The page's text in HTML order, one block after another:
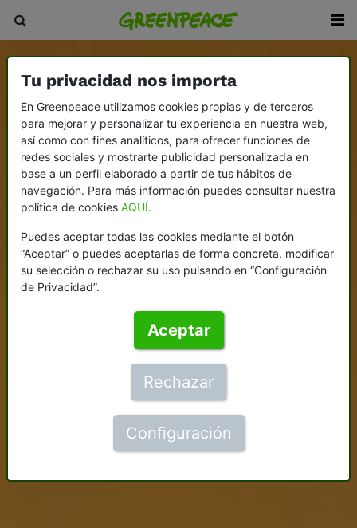
Tu privacidad nos importa
En Greenpeace utilizamos cookies propias y de terceros
para mejorar y personalizar tu experiencia en nuestra web,
así como con fines analíticos, para ofrecer funciones de
redes sociales y mostrarte publicidad personalizada en
base a un perfil elaborado a partir de tus hábitos de
navegación. Para más información puedes consultar nuestra
política de cookies AQUÍ.
Puedes aceptar todas las cookies mediante el botón
“Aceptar” o puedes aceptarlas de forma concreta, modificar
su selección o rechazar su uso pulsando en “Configuración
de Privacidad”.
Aceptar
Rechazar
Configuración